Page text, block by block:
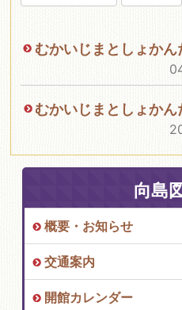
むかいじまとしょかん
むかいじまとしょか
向島
概要・お知らせ
交通案内
開館カレンダー